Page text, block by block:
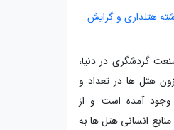
رشته هتلداری و گرایش
گردشگری در دنیا،
هتل ها در تعداد و
آمده است و از
انسانی هتل ها به